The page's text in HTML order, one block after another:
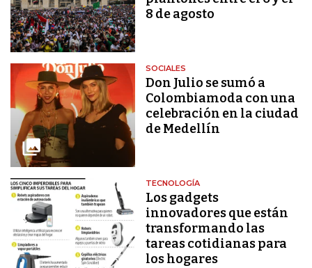
8 de agosto
SOCIALES
Don Julio se sumó a
Colombiamoda con una
celebración en la ciudad
de Medellín
TECNOLOGÍA
Los gadgets
innovadores que están
transformando las
tareas cotidianas para
los hogares